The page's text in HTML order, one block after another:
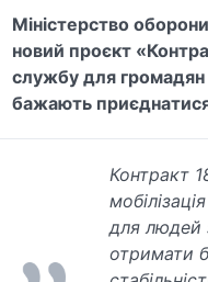
Міністерство
новий проєкт
службу для громадян
бажають
Контракт
для людей
отримати